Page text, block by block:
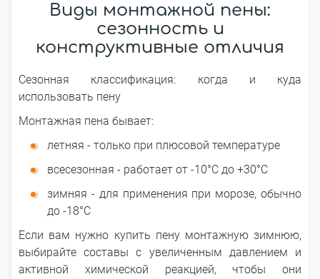
Виды монтажной пены:
сезонность и
конструктивные отличия
Сезонная классификация: когда и куда
использовать пену
Монтажная пена бывает:
летняя - только при плюсовой температуре
всесезонная - работает от -10°С до +30°С
зимняя - для применения при морозе, обычно
до -18°С
Если вам нужно купить пену монтажную зимнюю,
выбирайте составы с увеличенным давлением и
активной химической реакцией, чтобы они